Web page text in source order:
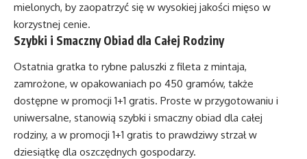
mielonych, by zaopatrzyć się w wysokiej jakości mięso w
korzystnej cenie.
Szybki i Smaczny Obiad dla Całej Rodziny
Ostatnia gratka to rybne paluszki z fileta z mintaja,
zamrożone, w opakowaniach po 450 gramów, także
dostępne w promocji 1+1 gratis. Proste w przygotowaniu i
uniwersalne, stanowią szybki i smaczny obiad dla całej
rodziny, a w promocji 1+1 gratis to prawdziwy strzał w
dziesiątkę dla oszczędnych gospodarzy.